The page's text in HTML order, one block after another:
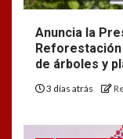
Anuncia la
de árboles y
3 días atrás